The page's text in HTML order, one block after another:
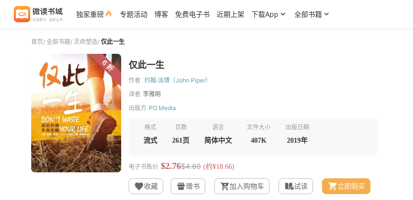
独家重磅 专题活动 博客 免费电子书 近期上架 下载App 全部书籍
首页/ 全部书籍/ 灵命塑造/ 仅此一生
6 折 仅此一生
作者 约翰·派博（John Piper）
译者 李雅明
出版方 PO Media
格式
流式
页数
261页
语言
简体中文
文件大小
407K
出版日期
2019年
电子书售价 $2.76$4.60 (约¥18.66)
收藏 赠书 加入购物车 试读 立即购买